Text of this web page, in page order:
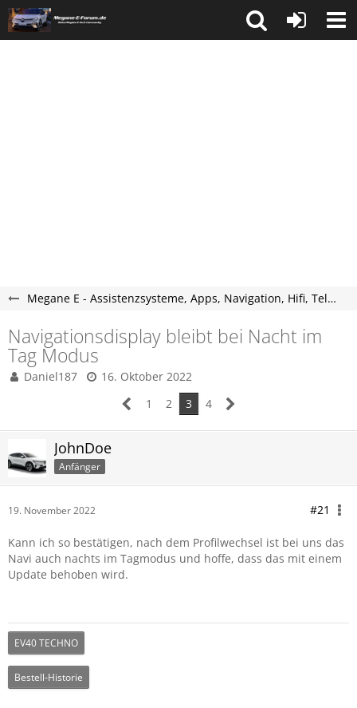
Megane E - Assistenzsysteme, Apps, Navigation, Hifi, Telefon, Multimedia.
Navigationsdisplay bleibt bei Nacht im
Tag Modus
Daniel187
16. Oktober 2022
1
2 3 4
JohnDoe
Anfänger
19. November 2022 #21
Kann ich so bestätigen, nach dem Profilwechsel ist bei uns das
Navi auch nachts im Tagmodus und hoffe, dass das mit einem
Update behoben wird.
EV40 TECHNO
Bestell-Historie